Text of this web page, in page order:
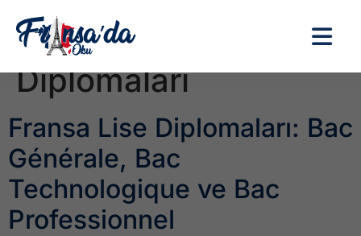
Etiket:Fransa Lise
Diplomaları
Fransa Lise Diplomaları: Bac
Générale, Bac
Technologique ve Bac
Professionnel